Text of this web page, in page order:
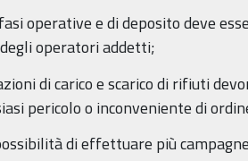
operative e di deposito deve
operatori addetti;
di carico e scarico di rifiuti
pericolo o inconveniente di
di effettuare più